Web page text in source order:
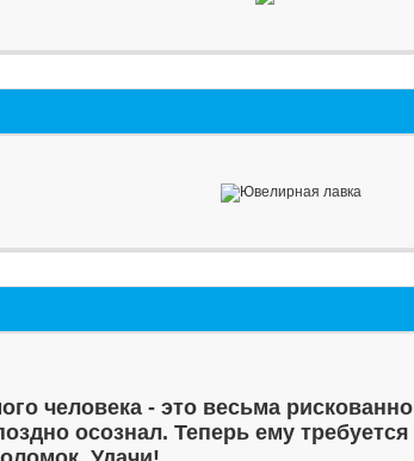
человека - это весьма рискованно
осознал. Теперь ему требуется